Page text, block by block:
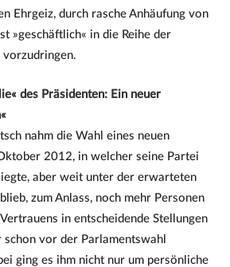
Ehrgeiz, durch rasche Anhäufung von
»geschäftlich« in die Reihe der
des Präsidenten: Ein neuer
nahm die Wahl eines neuen
2012, in welcher seine Partei
aber weit unter der erwarteten
zum Anlass, noch mehr Personen
in entscheidende Stellungen
vor der Parlamentswahl
ging es ihm nicht nur um persönliche